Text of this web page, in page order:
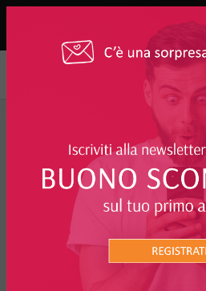
FILTRO
INTEGRATORI,
NATURALI
16%